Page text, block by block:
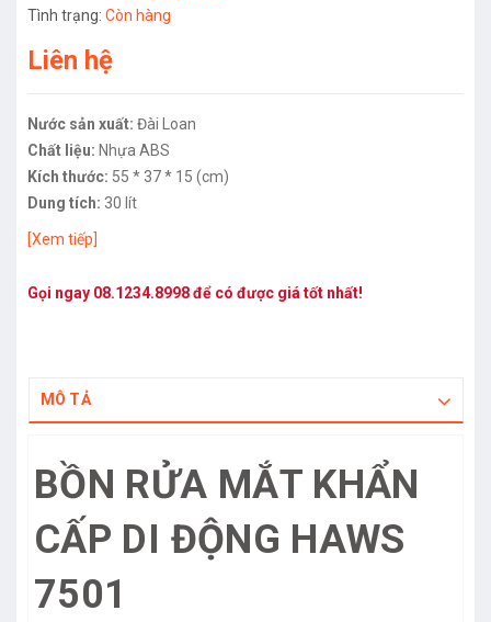
Tình trạng: Còn hàng
Liên hệ
Nước sản xuất: Đài Loan
Chất liệu: Nhựa ABS
Kích thước: 55 * 37 * 15 (cm)
Dung tích: 30 lít
[Xem tiếp]
Gọi ngay 08.1234.8998để có được giá tốt nhất!
MÔ TẢ
BỒN RỬA MẮT KHẨN
CẤP DI ĐỘNG HAWS
7501